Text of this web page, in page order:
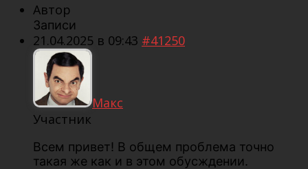
Автор
Записи
21.04.2025 в 09:43 #41250
Макс
Участник
Всем привет! В общем проблема точно
такая же как и в этом обусждении.